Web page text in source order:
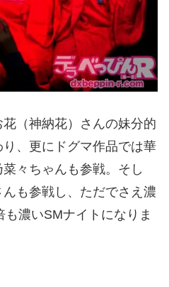
（神納花）さんの妹分的
、更にドグマ作品では華
々ちゃんも参戦。そし
も参戦し、ただでさえ濃
濃いSMナイトになりま